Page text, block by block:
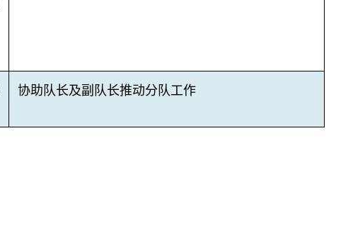
协助队长及副队长推动分队工作